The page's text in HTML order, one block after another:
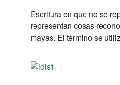
Escritura en que no se
representan cosas
mayas. El término se